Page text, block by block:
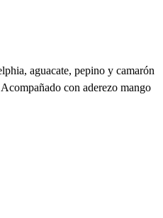
aguacate, pepino y camarón
con aderezo mango